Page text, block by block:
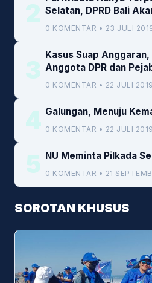
2 Selatan, DPRD Bali
0 KOMENTAR • 23 JULI
3
Kasus Suap Anggaran,
Anggota DPR dan
Kemenkeu
0 KOMENTAR • 22 JULI 2019
4 Galungan, Menuju
0 KOMENTAR • 22 JULI 2019
5 NU Meminta Pilkada
0 KOMENTAR • 21
SOROTAN KHUSUS